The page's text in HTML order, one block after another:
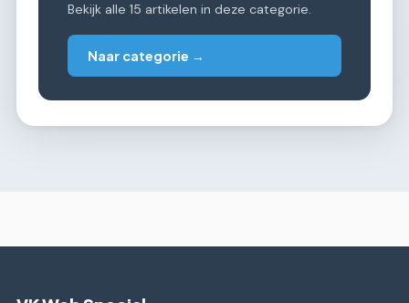
Bekijk alle 15 artikelen in deze categorie.
Naar categorie →